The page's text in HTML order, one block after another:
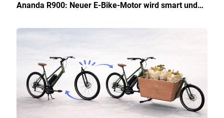
Ananda R900: Neuer E-Bike-Motor wird smart und…